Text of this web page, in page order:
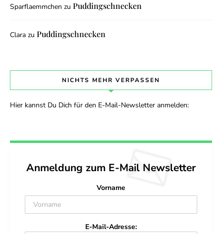
Sparflaemmchen zu Puddingschnecken
Clara zu Puddingschnecken
NICHTS MEHR VERPASSEN
Hier kannst Du Dich für den E-Mail-Newsletter anmelden:
Anmeldung zum E-Mail Newsletter
Vorname
E-Mail-Adresse: